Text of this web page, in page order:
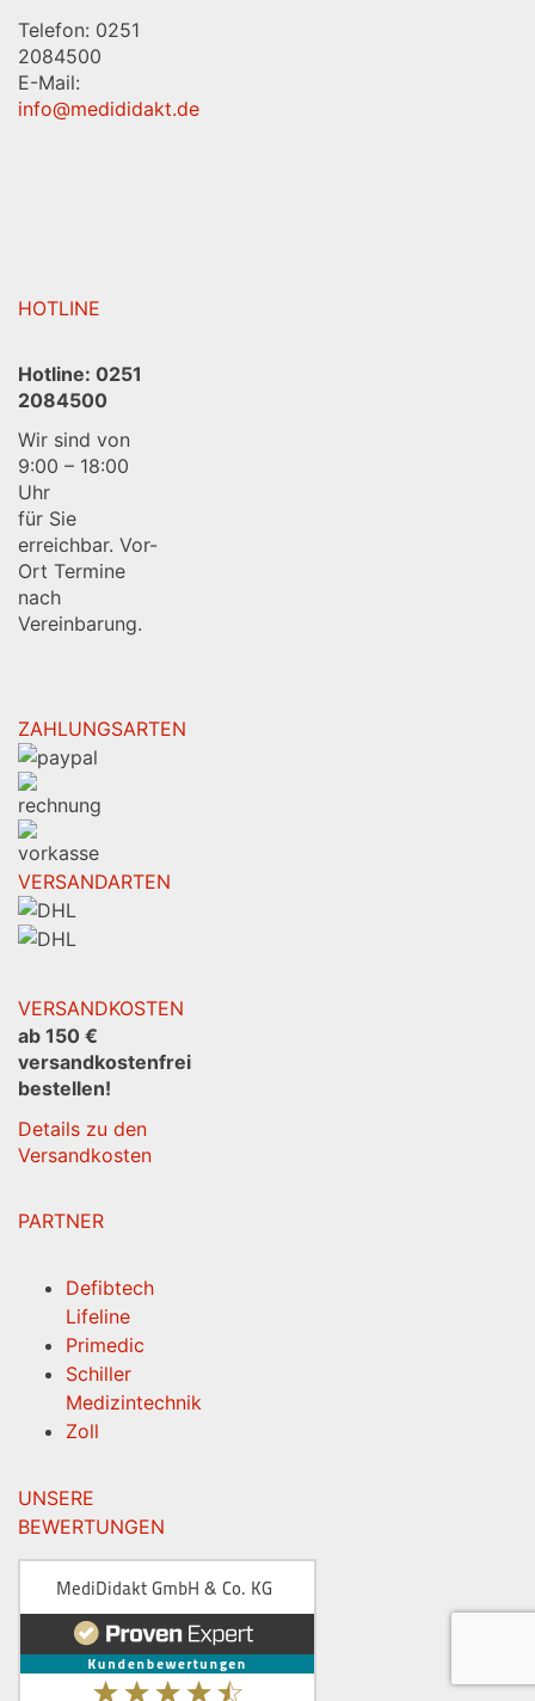
Telefon: 0251
2084500
E-Mail:
info@medididakt.de
HOTLINE
Hotline: 0251
2084500
Wir sind von
9:00 – 18:00
Uhr
für Sie
erreichbar. Vor-
Ort Termine
nach
Vereinbarung.
ZAHLUNGSARTEN
VERSANDARTEN
VERSANDKOSTEN
ab 150 €
versandkostenfrei
bestellen!
Details zu den
Versandkosten
PARTNER
Defibtech
Lifeline
Primedic
Schiller
Medizintechnik
Zoll
UNSERE
BEWERTUNGEN